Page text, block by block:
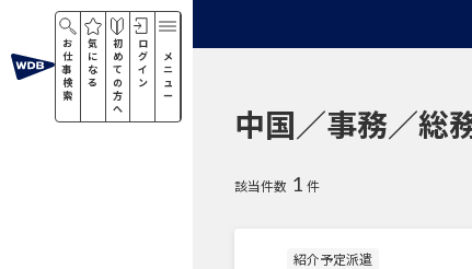
お
仕
事
検
索
気
に
な
る
初
め
て
の
方
へ
ロ
グ
イ
ン
メ
ニ
ュ
ー
中国／事務／総
該当件数 1 件
紹介予定派遣